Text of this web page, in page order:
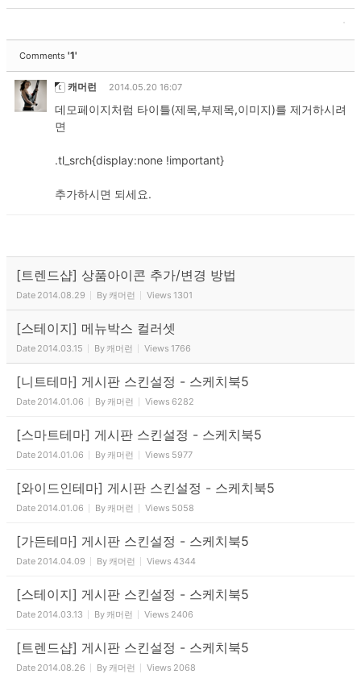
Comments '1'
캐머런 2014.05.20 16:07
데모페이지처럼 타이틀(제목,부제목,이미지)를 제거하시려
면
.tl_srch{display:none !important}
추가하시면 되세요.
[트렌드샵] 상품아이콘 추가/변경 방법
Date 2014.08.29 By 캐머런 Views 1301
[스테이지] 메뉴박스 컬러셋
Date 2014.03.15 By 캐머런 Views 1766
[니트테마] 게시판 스킨설정 - 스케치북5
Date 2014.01.06 By 캐머런 Views 6282
[스마트테마] 게시판 스킨설정 - 스케치북5
Date 2014.01.06 By 캐머런 Views 5977
[와이드인테마] 게시판 스킨설정 - 스케치북5
Date 2014.01.06 By 캐머런 Views 5058
[가든테마] 게시판 스킨설정 - 스케치북5
Date 2014.04.09 By 캐머런 Views 4344
[스테이지] 게시판 스킨설정 - 스케치북5
Date 2014.03.13 By 캐머런 Views 2406
[트렌드샵] 게시판 스킨설정 - 스케치북5
Date 2014.08.26 By 캐머런 Views 2068